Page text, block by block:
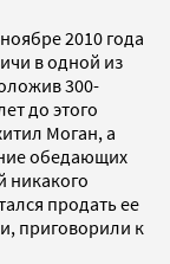
2010 года
в одной из
300-
до этого
Моган, а
обедающих
никакого
продать ее
приговорили к